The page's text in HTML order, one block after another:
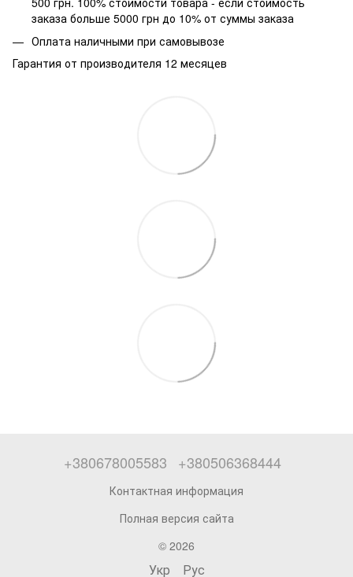
заказа больше 5000 грн до 10% от суммы заказа
Оплата наличными при самовывозе
Гарантия от производителя 12 месяцев
+380678005583 +380506368444
Контактная информация
Полная версия сайта
© 2026
Укр Рус